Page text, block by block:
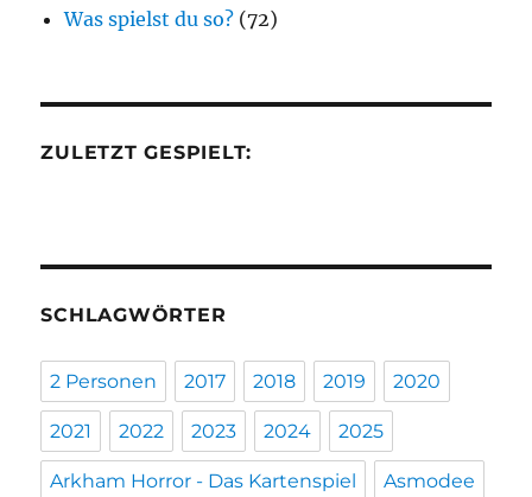
Was spielst du so? (72)
ZULETZT GESPIELT:
SCHLAGWÖRTER
2 Personen 2017 2018 2019 2020
2021 2022 2023 2024 2025
Arkham Horror - Das Kartenspiel Asmodee